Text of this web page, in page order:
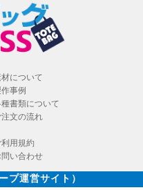
について
事例
書類について
注文の流れ
利用規約
問い合わせ
プ運営サイト）